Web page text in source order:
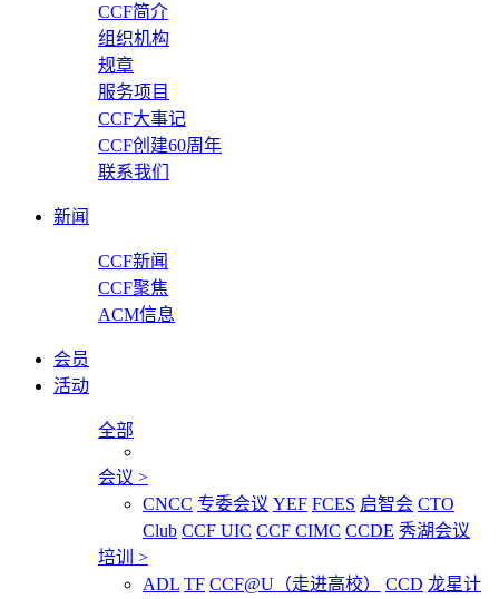
CCF简介
组织机构
规章
服务项目
CCF大事记
CCF创建60周年
联系我们
新闻
CCF新闻
CCF聚焦
ACM信息
会员
活动
全部
会议 >
CNCC 专委会议 YEF FCES 启智会 CTO
Club CCF UIC CCF CIMC CCDE 秀湖会议
培训 >
ADL TF CCF@U（走进高校） CCD 龙星计